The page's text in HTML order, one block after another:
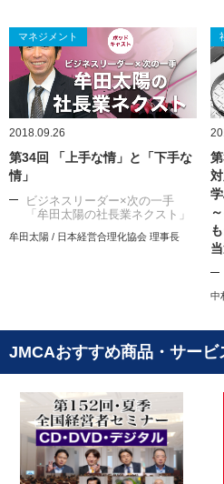
マネジメント
2018.09.26
第34回 「上手な情」と「下手な
情」
ビジネスリーダー×次の一手
「牟田太陽の社長業ネクスト」
牟田太陽 / 日本経営合理化協会 理事長
学
中
JMCAおすすめ商品・サービ